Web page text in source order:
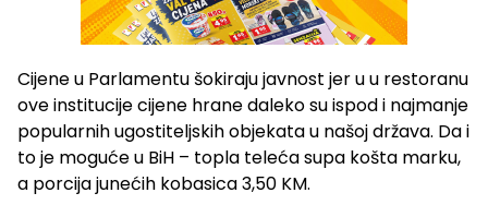
Cijene u Parlamentu šokiraju javnost jer u u restoranu
ove institucije cijene hrane daleko su ispod i najmanje
popularnih ugostiteljskih objekata u našoj država. Da i
to je moguće u BiH – topla teleća supa košta marku,
a porcija junećih kobasica 3,50 KM.